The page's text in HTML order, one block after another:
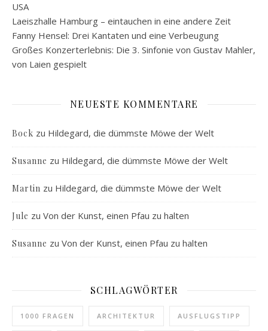
USA
Laeiszhalle Hamburg – eintauchen in eine andere Zeit
Fanny Hensel: Drei Kantaten und eine Verbeugung
Großes Konzerterlebnis: Die 3. Sinfonie von Gustav Mahler,
von Laien gespielt
NEUESTE KOMMENTARE
Bock zu Hildegard, die dümmste Möwe der Welt
Susanne zu Hildegard, die dümmste Möwe der Welt
Martin zu Hildegard, die dümmste Möwe der Welt
Jule zu Von der Kunst, einen Pfau zu halten
Susanne zu Von der Kunst, einen Pfau zu halten
SCHLAGWÖRTER
1000 FRAGEN ARCHITEKTUR AUSFLUGSTIPP